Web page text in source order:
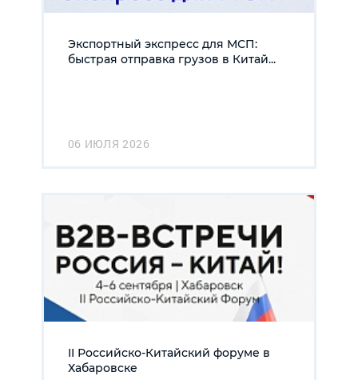
Экспортный экспресс для МСП:
быстрая отправка грузов в Китай...
06 ИЮЛЯ 2026
II Российско-Китайский форуме в
Хабаровске